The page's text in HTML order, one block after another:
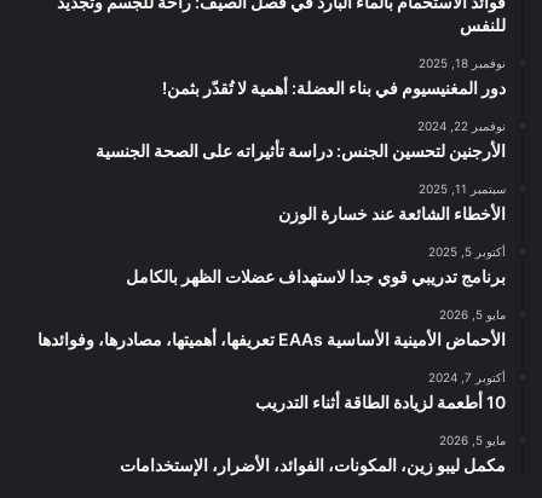
للنفس
نوفمبر 18, 2025
دور المغنيسيوم في بناء العضلة: أهمية لا تُقدّر بثمن!
نوفمبر 22, 2024
الأرجنين لتحسين الجنس: دراسة تأثيراته على الصحة الجنسية
سبتمبر 11, 2025
الأخطاء الشائعة عند خسارة الوزن
أكتوبر 5, 2025
برنامج تدريبي قوي جدا لاستهداف عضلات الظهر بالكامل
مايو 5, 2026
الأحماض الأمينية الأساسية EAAs تعريفها، أهميتها، مصادرها، وفوائدها
أكتوبر 7, 2024
10 أطعمة لزيادة الطاقة أثناء التدريب
مايو 5, 2026
مكمل ليبو زين، المكونات، الفوائد، الأضرار، الإستخدامات